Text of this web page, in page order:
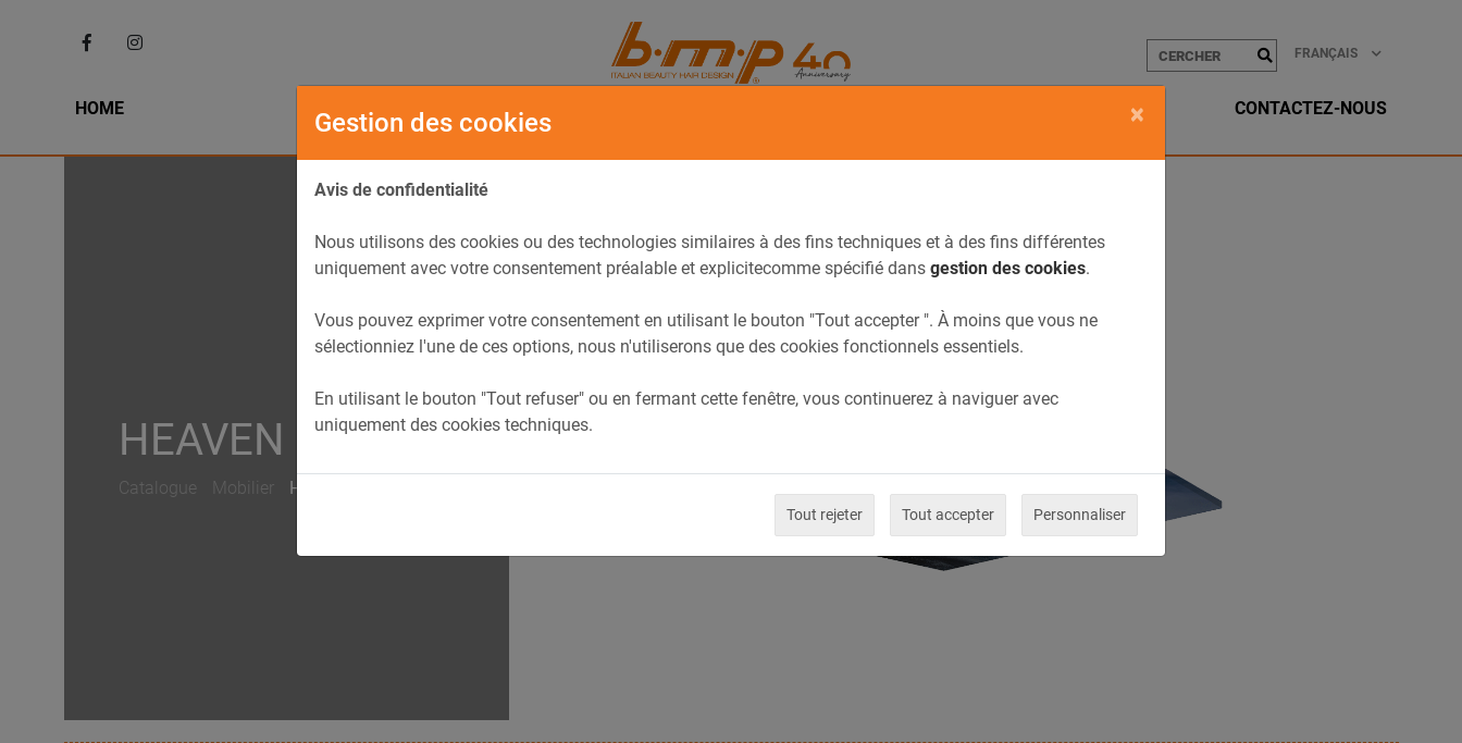
FRANÇAIS
HOME L' HISTOIRE CONTACTEZ-NOUS
HEAVEN
Catalogue Mobilier/ HEAVEN
Gestion des cookies ×
Avis de confidentialité
Nous utilisons des cookies ou des technologies similaires à des fins techniques et à des fins différentes
uniquement avec votre consentement préalable et explicitecomme spécifié dans gestion des cookies.
Vous pouvez exprimer votre consentement en utilisant le bouton "Tout accepter ". À moins que vous ne
sélectionniez l'une de ces options, nous n'utiliserons que des cookies fonctionnels essentiels.
En utilisant le bouton "Tout refuser" ou en fermant cette fenêtre, vous continuerez à naviguer avec
uniquement des cookies techniques.
Tout rejeter Tout accepter Personnaliser